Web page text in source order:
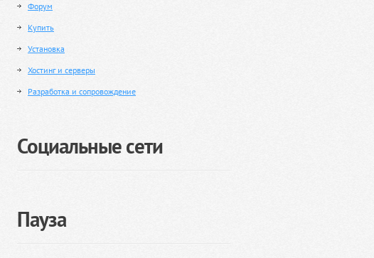
Форум
Купить
Установка
Хостинг и серверы
Разработка и сопровождение
Социальные сети
Пауза